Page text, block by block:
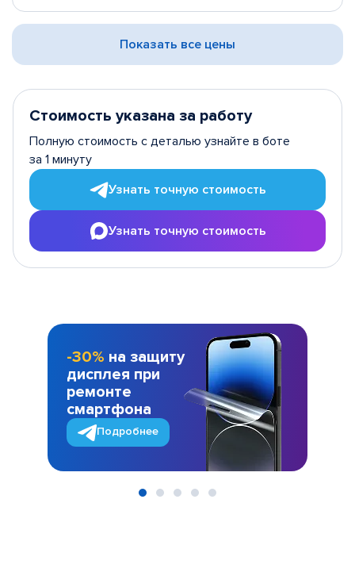
Показать все цены
Стоимость указана за работу
Полную стоимость с деталью узнайте в боте
за 1 минуту
Узнать точную стоимость
Узнать точную стоимость
-30% на защиту
дисплея при
ремонте
смартфона
Подробнее